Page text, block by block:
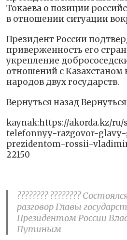
Токаева о позиции
в отношении ситуации
Президент России
приверженность его
укрепление
отношений с Казахстаном
народов двух государств.
Вернуться назад
kaynak:https://akorda.kz/ru/
telefonnyy-razgovor-
prezidentom-rossii-
22150
???????? ????????
разговор Главы
Президентом России
Путиным